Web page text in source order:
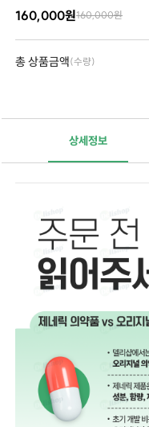
160,000원160,000원
총 상품금액(수량)
상세정보